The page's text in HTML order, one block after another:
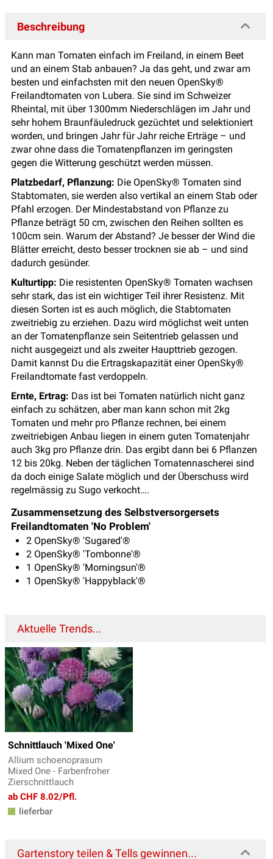
Beschreibung
Kann man Tomaten einfach im Freiland, in einem Beet
und an einem Stab anbauen? Ja das geht, und zwar am
besten und einfachsten mit den neuen OpenSky®
Freilandtomaten von Lubera. Sie sind im Schweizer
Rheintal, mit über 1300mm Niederschlägen im Jahr und
sehr hohem Braunfäuledruck gezüchtet und selektioniert
worden, und bringen Jahr für Jahr reiche Erträge – und
zwar ohne dass die Tomatenpflanzen im geringsten
gegen die Witterung geschützt werden müssen.
Platzbedarf, Pflanzung: Die OpenSky® Tomaten sind
Stabtomaten, sie werden also vertikal an einem Stab oder
Pfahl erzogen. Der Mindestabstand von Pflanze zu
Pflanze beträgt 50 cm, zwischen den Reihen sollten es
100cm sein. Warum der Abstand? Je besser der Wind die
Blätter erreicht, desto besser trocknen sie ab – und sind
dadurch gesünder.
Kulturtipp: Die resistenten OpenSky® Tomaten wachsen
sehr stark, das ist ein wichtiger Teil ihrer Resistenz. Mit
diesen Sorten ist es auch möglich, die Stabtomaten
zweitriebig zu erziehen. Dazu wird möglichst weit unten
an der Tomatenpflanze sein Seitentrieb gelassen und
nicht ausgegeizt und als zweiter Haupttrieb gezogen.
Damit kannst Du die Ertragskapazität einer OpenSky®
Freilandtomate fast verdoppeln.
Ernte, Ertrag: Das ist bei Tomaten natürlich nicht ganz
einfach zu schätzen, aber man kann schon mit 2kg
Tomaten und mehr pro Pflanze rechnen, bei einem
zweitriebigen Anbau liegen in einem guten Tomatenjahr
auch 3kg pro Pflanze drin. Das ergibt dann bei 6 Pflanzen
12 bis 20kg. Neben der täglichen Tomatennascherei sind
da doch einige Salate möglich und der Überschuss wird
regelmässig zu Sugo verkocht….
Zusammensetzung des Selbstversorgersets
Freilandtomaten 'No Problem'
2 OpenSky® 'Sugared'®
2 OpenSky® 'Tombonne'®
1 OpenSky® 'Morningsun'®
1 OpenSky® 'Happyblack'®
Aktuelle Trends...
Schnittlauch 'Mixed One'
Allium schoenoprasum
Mixed One - Farbenfroher
Zierschnittlauch
ab CHF 8.02/Pfl.
lieferbar
Gartenstory teilen & Tells gewinnen...